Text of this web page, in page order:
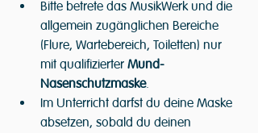
Bitte betrete das MusikWerk und die
allgemein zugänglichen Bereiche
(Flure, Wartebereich, Toiletten) nur
mit qualifizierter Mund-
Nasenschutzmaske.
Im Unterricht darfst du deine Maske
absetzen, sobald du deinen